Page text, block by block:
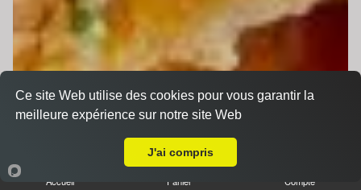
Accueil Panier Compte
Ce site Web utilise des cookies pour vous garantir la
meilleure expérience sur notre site Web
J'ai compris